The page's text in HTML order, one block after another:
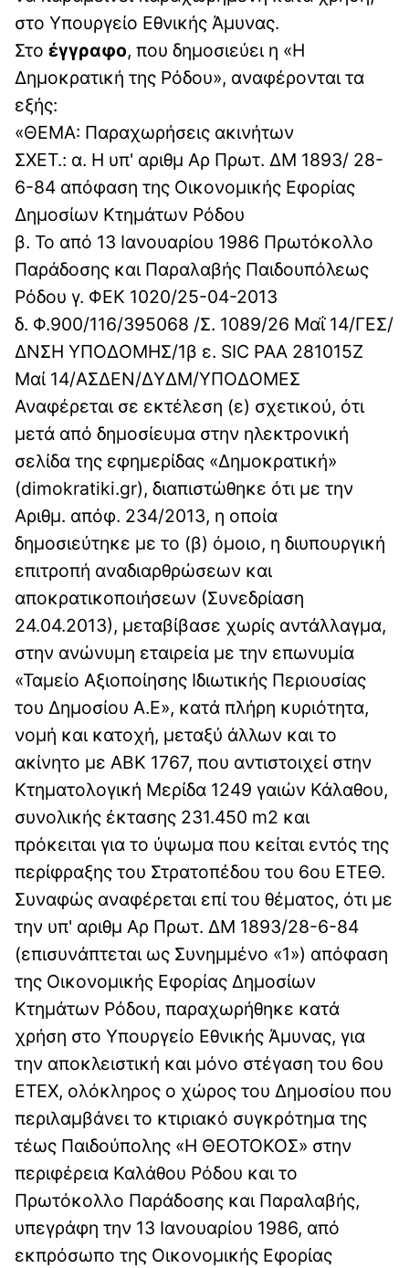
στο Υπουργείο Εθνικής Άμυνας.
Στο έγγραφο, που δημοσιεύει η «Η
Δημοκρατική της Ρόδου», αναφέρονται τα
εξής:
«ΘΕΜΑ: Παραχωρήσεις ακινήτων
ΣΧΕΤ.: α. Η υπ' αριθμ Αρ Πρωτ. ΔΜ 1893/ 28-
6-84 απόφαση της Οικονομικής Εφορίας
Δημοσίων Κτημάτων Ρόδου
β. Το από 13 Ιανουαρίου 1986 Πρωτόκολλο
Παράδοσης και Παραλαβής Παιδουπόλεως
Ρόδου γ. ΦΕΚ 1020/25-04-2013
δ. Φ.900/116/395068 /Σ. 1089/26 Μαΐ 14/ΓΕΣ/
ΔΝΣΗ ΥΠΟΔΟΜΗΣ/1β ε. SIC ΡΑΑ 281015Ζ
Μαί 14/ΑΣΔΕΝ/ΔΥΔΜ/ΥΠΟΔΟΜΕΣ
Αναφέρεται σε εκτέλεση (ε) σχετικού, ότι
μετά από δημοσίευμα στην ηλεκτρονική
σελίδα της εφημερίδας «Δημοκρατική»
(dimokratiki.gr), διαπιστώθηκε ότι με την
Αριθμ. απόφ. 234/2013, η οποία
δημοσιεύτηκε με το (β) όμοιο, η διυπουργική
επιτροπή αναδιαρθρώσεων και
αποκρατικοποιήσεων (Συνεδρίαση
24.04.2013), μεταβίβασε χωρίς αντάλλαγμα,
στην ανώνυμη εταιρεία με την επωνυμία
«Ταμείο Αξιοποίησης Ιδιωτικής Περιουσίας
του Δημοσίου Α.Ε», κατά πλήρη κυριότητα,
νομή και κατοχή, μεταξύ άλλων και το
ακίνητο με ΑΒΚ 1767, που αντιστοιχεί στην
Κτηματολογική Μερίδα 1249 γαιών Κάλαθου,
συνολικής έκτασης 231.450 m2 και
πρόκειται για το ύψωμα που κείται εντός της
περίφραξης του Στρατοπέδου του 6ου ΕΤΕΘ.
Συναφώς αναφέρεται επί του θέματος, ότι με
την υπ' αριθμ Αρ Πρωτ. ΔΜ 1893/28-6-84
(επισυνάπτεται ως Συνημμένο «1») απόφαση
της Οικονομικής Εφορίας Δημοσίων
Κτημάτων Ρόδου, παραχωρήθηκε κατά
χρήση στο Υπουργείο Εθνικής Άμυνας, για
την αποκλειστική και μόνο στέγαση του 6ου
ΕΤΕΧ, ολόκληρος ο χώρος του Δημοσίου που
περιλαμβάνει το κτιριακό συγκρότημα της
τέως Παιδούπολης «Η ΘΕΟΤΟΚΟΣ» στην
περιφέρεια Καλάθου Ρόδου και το
Πρωτόκολλο Παράδοσης και Παραλαβής,
υπεγράφη την 13 Ιανουαρίου 1986, από
εκπρόσωπο της Οικονομικής Εφορίας